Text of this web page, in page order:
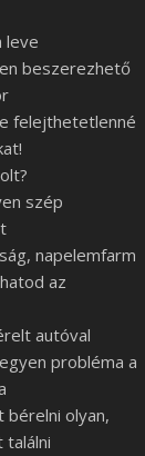
leve
beszerezhető
felejthetetlenné
szép
napelemfarm
az
autóval
probléma a
bérelni olyan,